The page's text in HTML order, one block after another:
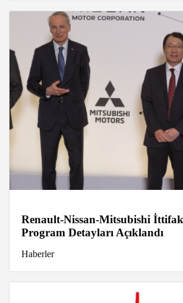
Renault-Nissan-Mitsubishi
Program Detayları Açıklandı
Haberler